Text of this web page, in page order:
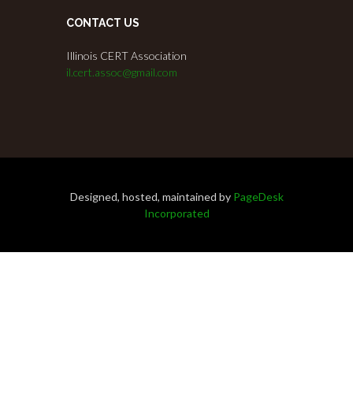
CONTACT US
Illinois CERT Association
il.cert.assoc@gmail.com
Designed, hosted, maintained by PageDesk
Incorporated